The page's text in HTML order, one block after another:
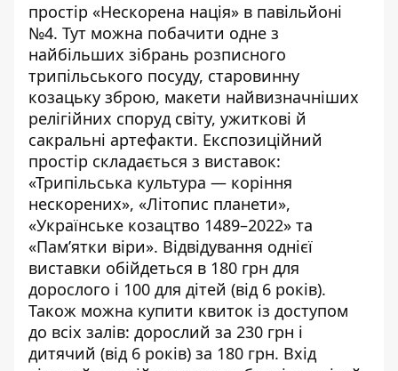
простір «Нескорена нація» в павільйоні
№4. Тут можна побачити одне з
найбільших зібрань розписного
трипільського посуду, старовинну
козацьку зброю, макети найвизначніших
релігійних споруд світу, ужиткові й
сакральні артефакти. Експозиційний
простір складається з виставок:
«Трипільська культура — коріння
нескорених», «Літопис планети»,
«Українське козацтво 1489–2022» та
«Пам’ятки віри». Відвідування однієї
виставки обійдеться в 180 грн для
дорослого і 100 для дітей (від 6 років).
Також можна купити квиток із доступом
до всіх залів: дорослий за 230 грн і
дитячий (від 6 років) за 180 грн. Вхід